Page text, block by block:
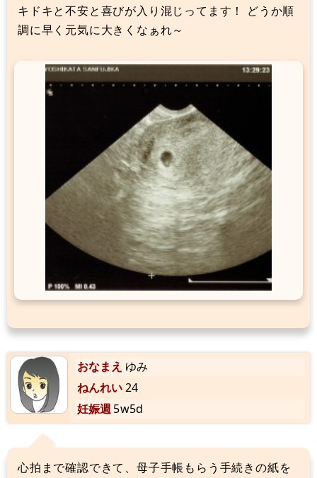
キドキと不安と喜びが入り混じってます！ どうか順
調に早く元気に大きくなぁれ～
おなまえ ゆみ
ねんれい24
妊娠週5w5d
心拍まで確認できて、母子手帳もらう手続きの紙を